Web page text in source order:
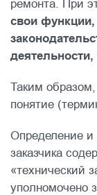
ремонта. При
свои
деятельности,
Таким образом,
понятие
Определение и
заказчика
«технический
уполномочено